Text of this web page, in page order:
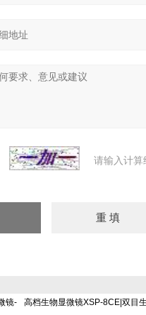
请输入计算
镜-
高档生物显微镜XSP-8CE|双目